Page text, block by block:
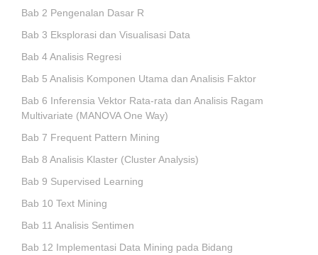
Bab 2 Pengenalan Dasar R
Bab 3 Eksplorasi dan Visualisasi Data
Bab 4 Analisis Regresi
Bab 5 Analisis Komponen Utama dan Analisis Faktor
Bab 6 Inferensia Vektor Rata-rata dan Analisis Ragam
Multivariate (MANOVA One Way)
Bab 7 Frequent Pattern Mining
Bab 8 Analisis Klaster (Cluster Analysis)
Bab 9 Supervised Learning
Bab 10 Text Mining
Bab 11 Analisis Sentimen
Bab 12 Implementasi Data Mining pada Bidang